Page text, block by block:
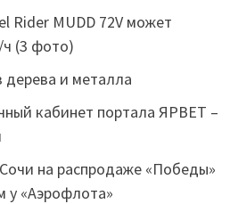
Rider MUDD 72V может
ч (3 фото)
дерева и металла
кабинет портала ЯРВЕТ –
на распродаже «Победы»
у «Аэрофлота»